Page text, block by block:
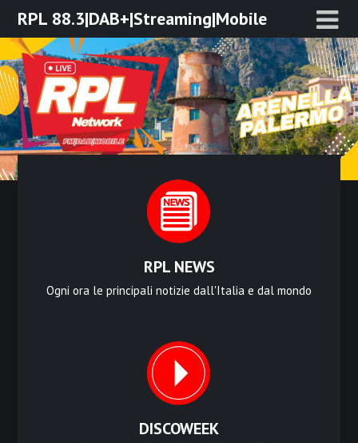
Skip
content
RPL 88.3|DAB+|Streaming|Mobile
RPL NEWS
Ogni ora le principali notizie dall'Italia e dal mondo
DISCOWEEK